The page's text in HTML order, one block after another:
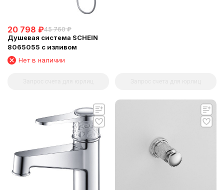
20 798 ₽45 760 ₽
Душевая система SCHEIN
8065055 с изливом
Нет в наличии